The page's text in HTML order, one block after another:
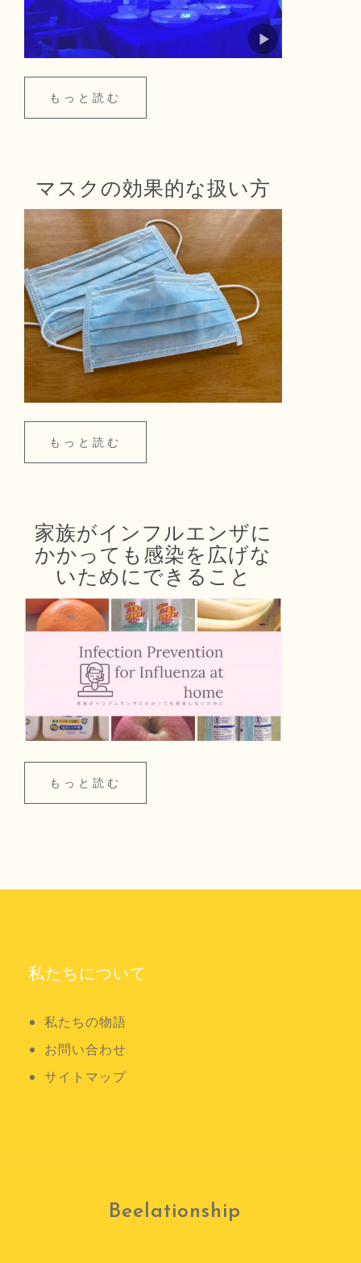
もっと読む
マスクの効果的な扱い方
もっと読む
家族がインフルエンザに
かかっても感染を広げな
いためにできること
もっと読む
私たちについて
私たちの物語
お問い合わせ
サイトマップ
Beelationship